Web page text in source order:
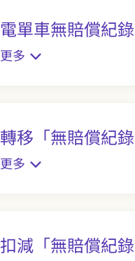
電單車無賠償紀錄
更多
轉移「無賠償紀錄
更多
扣減「無賠償紀錄